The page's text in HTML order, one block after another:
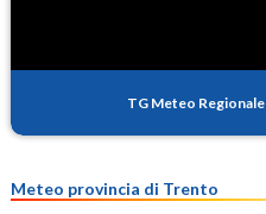
TG Meteo Regionale
Meteo provincia di Trento